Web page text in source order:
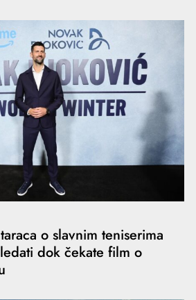
o slavnim teniserima
dok čekate film o